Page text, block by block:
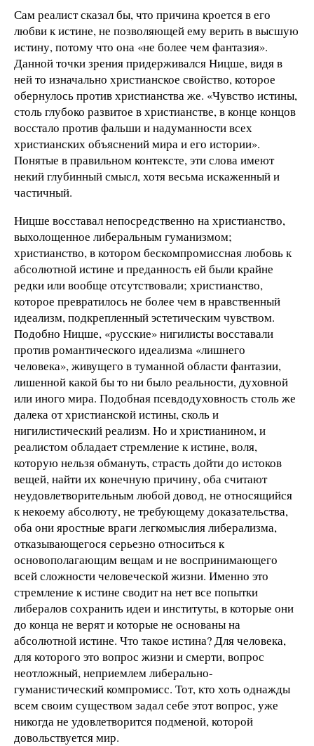
Сам реалист сказал бы, что причина кроется в его
любви к истине, не позволяющей ему верить в высшую
истину, потому что она «не более чем фантазия».
Данной точки зрения придерживался Ницше, видя в
ней то изначально христианское свойство, которое
обернулось против христианства же. «Чувство истины,
столь глубоко развитое в христианстве, в конце концов
восстало против фальши и надуманности всех
христианских объяснений мира и его истории».
Понятые в правильном контексте, эти слова имеют
некий глубинный смысл, хотя весьма искаженный и
частичный.
Ницше восставал непосредственно на христианство,
выхолощенное либеральным гуманизмом;
христианство, в котором бескомпромиссная любовь к
абсолютной истине и преданность ей были крайне
редки или вообще отсутствовали; христианство,
которое превратилось не более чем в нравственный
идеализм, подкрепленный эстетическим чувством.
Подобно Ницше, «русские» нигилисты восставали
против романтического идеализма «лишнего
человека», живущего в туманной области фантазии,
лишенной какой бы то ни было реальности, духовной
или иного мира. Подобная псевдодуховность столь же
далека от христианской истины, сколь и
нигилистический реализм. Но и христианином, и
реалистом обладает стремление к истине, воля,
которую нельзя обмануть, страсть дойти до истоков
вещей, найти их конечную причину, оба считают
неудовлетворительным любой довод, не относящийся
к некоему абсолюту, не требующему доказательства,
оба они яростные враги легкомыслия либерализма,
отказывающегося серьезно относиться к
основополагающим вещам и не воспринимающего
всей сложности человеческой жизни. Именно это
стремление к истине сводит на нет все попытки
либералов сохранить идеи и институты, в которые они
до конца не верят и которые не основаны на
абсолютной истине. Что такое истина? Для человека,
для которого это вопрос жизни и смерти, вопрос
неотложный, неприемлем либерально-
гуманистический компромисс. Тот, кто хоть однажды
всем своим существом задал себе этот вопрос, уже
никогда не удовлетворится подменой, которой
довольствуется мир.